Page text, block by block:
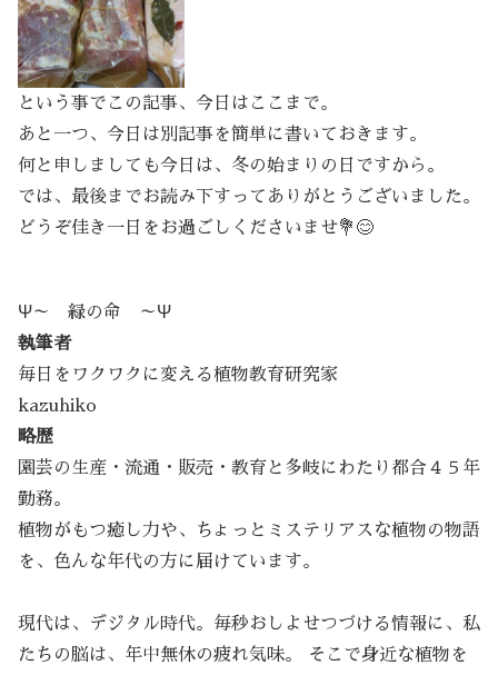
という事でこの記事、今日はここまで。
あと一つ、今日は別記事を簡単に書いておきます。
何と申しましても今日は、冬の始まりの日ですから。
では、最後までお読み下すってありがとうございました。
どうぞ佳き一日をお過ごしくださいませ💐😊
Ψ～ 緑の命 ～Ψ
執筆者
毎日をワクワクに変える植物教育研究家
kazuhiko
略歴
園芸の生産・流通・販売・教育と多岐にわたり都合４５年
勤務。
植物がもつ癒し力や、ちょっとミステリアスな植物の物語
を、色んな年代の方に届けています。
現代は、デジタル時代。毎秒おしよせつづける情報に、私
たちの脳は、年中無休の疲れ気味。 そこで身近な植物を